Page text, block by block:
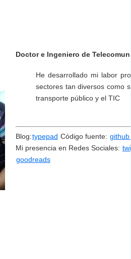
Doctor e Ingeniero de
He desarrollado mi labor
sectores tan diversos como
transporte público y el TIC
Blog:typepad Código fuente:
Mi presencia en Redes Sociales:
goodreads